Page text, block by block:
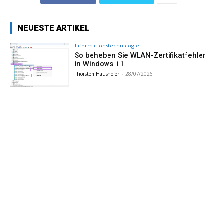
NEUESTE ARTIKEL
Informationstechnologie
So beheben Sie WLAN-Zertifikatfehler
in Windows 11
Thorsten Haushofer - 28/07/2026